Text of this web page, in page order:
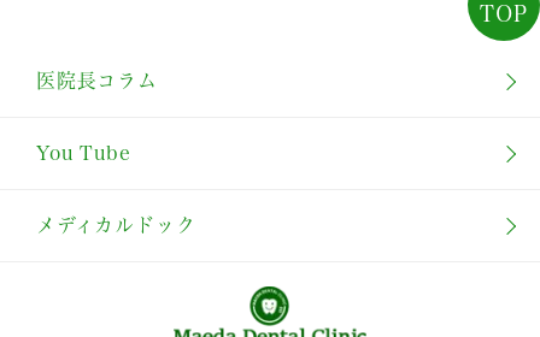
TOP
医院長コラム
You Tube
メディカルドック